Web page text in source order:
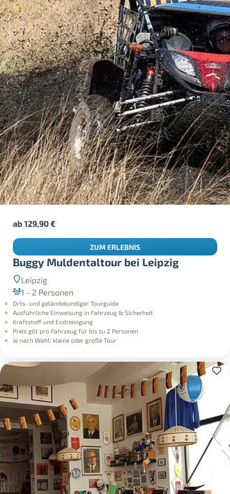
Buggy Muldentaltour bei Leipzig
Leipzig
1 - 2 Personen
Orts- und geländekundiger Tourguide
Ausführliche Einweisung in Fahrzeug & Sicherheit
Kraftstoff und Endreinigung
Preis gilt pro Fahrzeug für bis zu 2 Personen
Je nach Wahl: kleine oder große Tour
ab129,90€
ZUM ERLEBNIS